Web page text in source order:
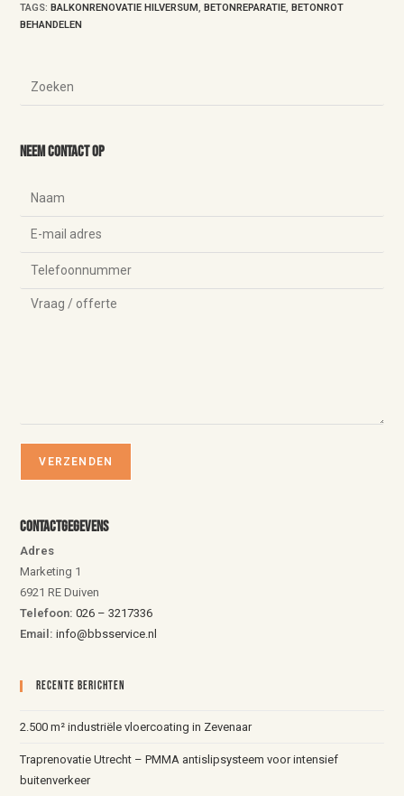
TAGS:BALKONRENOVATIE HILVERSUM BETONREPARATIE BETONROT
BEHANDELEN
Neem contact op
Contactgegevens
Adres
Marketing 1
6921 RE Duiven
Telefoon:026 – 3217336
Email: info@bbsservice.nl
Recente Berichten
2.500 m² industriële vloercoating in Zevenaar
Traprenovatie Utrecht – PMMA antislipsysteem voor intensief
buitenverkeer